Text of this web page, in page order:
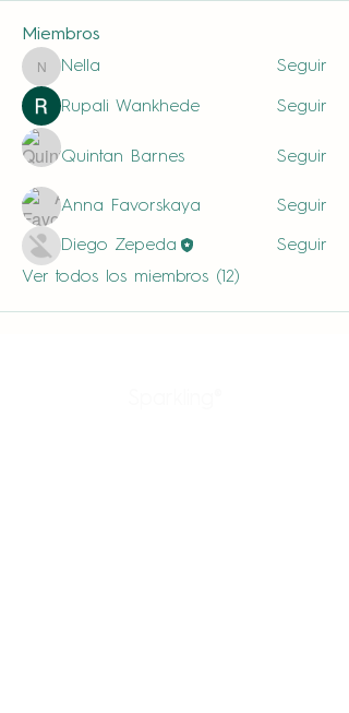
Miembros
Nella
Nella Seguir
Rupali Wankhede Seguir
Quintan Barnes Seguir
Anna Favorskaya Seguir
Diego Zepeda
Seguir
Ver todos los miembros (12)